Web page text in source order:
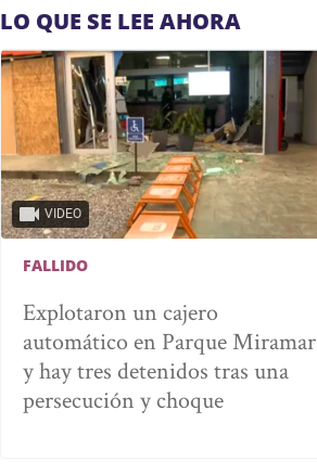
LO QUE SE LEE AHORA
VIDEO
FALLIDO
Explotaron un cajero
automático en Parque Miramar
y hay tres detenidos tras una
persecución y choque